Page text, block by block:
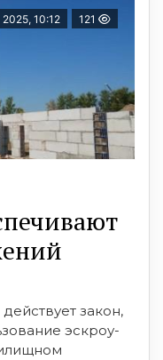
10:12 121
закон,
эскроу-